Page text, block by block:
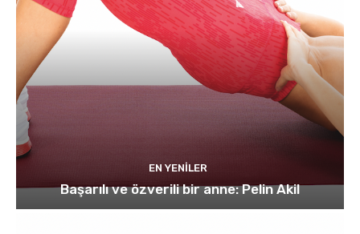
EN YENILER
Başarılı ve özverili bir anne: Pelin Akil